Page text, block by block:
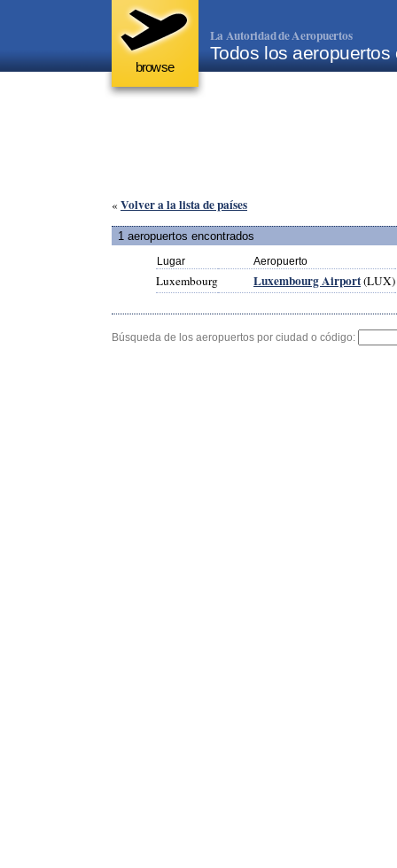
browse
La Autoridad de Aeropuertos
Todos los
« Volver a la lista de países
1 aeropuertos encontrados
Lugar Aeropuerto
Luxembourg Luxembourg Airport(LUX)
Búsqueda de los aeropuertos por ciudad o código: